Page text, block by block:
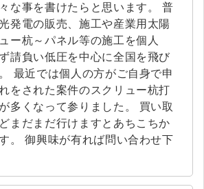
な事を書けたらと思います。 普
発電の販売、施工や産業用太陽
ー杭～パネル等の施工を個人
請負い低圧を中心に全国を飛び
申
をされた案件のスクリュー杭打
多くなって参りました。 買い取
まだまだ行けますとあちこちか
合わせ下